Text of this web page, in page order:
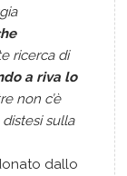
ricerca di
a riva lo
non c’è
sulla
dallo